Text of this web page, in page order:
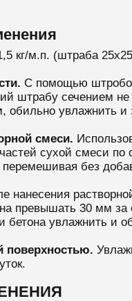
кг/м.п. (штраба
С помощью
штрабу сечением
обильно увлажнить
смеси.
сухой смеси по
перемешивая без
нанесения
превышать 30 мм за
бетона увлажнить и
поверхностью.